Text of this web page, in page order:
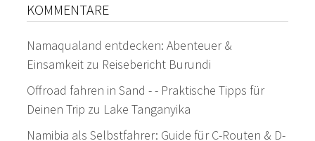
KOMMENTARE
Namaqualand entdecken: Abenteuer &
Einsamkeit zu Reisebericht Burundi
Offroad fahren in Sand - - Praktische Tipps für
Deinen Trip zu Lake Tanganyika
Namibia als Selbstfahrer: Guide für C-Routen & D-